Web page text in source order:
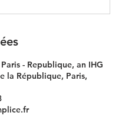
- Republique, an IHG
la République, Paris,